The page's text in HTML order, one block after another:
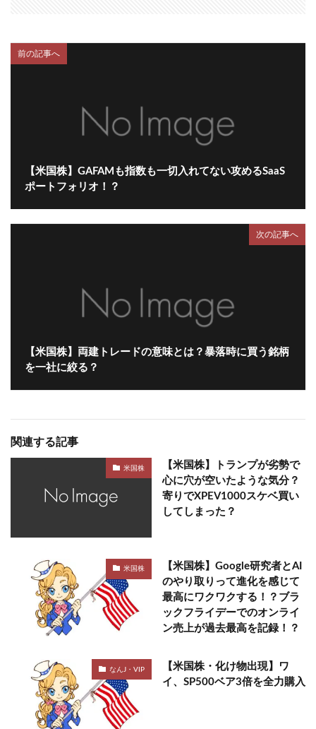
前の記事へ
【米国株】GAFAMも指数も一切入れてない攻めるSaaS
ポートフォリオ！？
次の記事へ
【米国株】両建トレードの意味とは？暴落時に買う銘柄
を一社に絞る？
関連する記事
米国株
【米国株】トランプが劣勢で
心に穴が空いたような気分？
寄りでXPEV1000スケベ買い
してしまった？
米国株
【米国株】Google研究者とAI
のやり取りって進化を感じて
最高にワクワクする！？ブラ
ックフライデーでのオンライ
ン売上が過去最高を記録！？
なんJ・VIP
【米国株・化け物出現】ワ
イ、SP500ベア3倍を全力購入